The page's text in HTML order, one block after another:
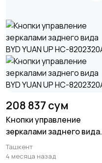
208 837 сум
Кнопки управление
зеркалами заднего вида
BYD YUAN UP HC-8202320A
Ташкент
4 месяца назад